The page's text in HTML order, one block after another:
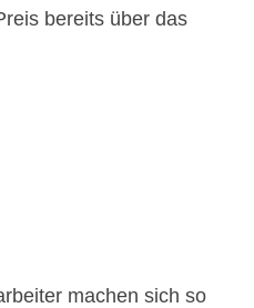
bereits über das
machen sich so